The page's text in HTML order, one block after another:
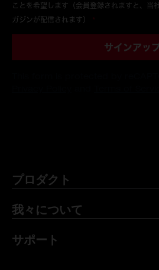
プロダクト
我々について
サポート
ことを希望します（会員登録されますと、当
ガジンが配信されます） *
サインアッ